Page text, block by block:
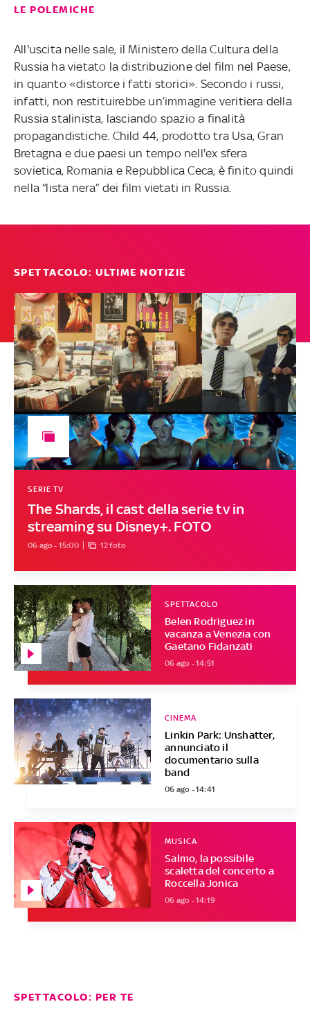
LE POLEMICHE
All'uscita nelle sale, il Ministero della Cultura della
Russia ha vietato la distribuzione del film nel Paese,
in quanto «distorce i fatti storici». Secondo i russi,
infatti, non restituirebbe un’immagine veritiera della
Russia stalinista, lasciando spazio a finalità
propagandistiche. Child 44, prodotto tra Usa, Gran
Bretagna e due paesi un tempo nell'ex sfera
sovietica, Romania e Repubblica Ceca, è finito quindi
nella “lista nera” dei film vietati in Russia.
SPETTACOLO: ULTIME NOTIZIE
The Shards, il cast della serie tv in
streaming su Disney+. FOTO
SERIE TV
06 ago - 15:00 12 foto
Belen Rodriguez in
vacanza a Venezia con
Gaetano Fidanzati
SPETTACOLO
06 ago - 14:51
Linkin Park: Unshatter,
annunciato il
documentario sulla
band
CINEMA
06 ago - 14:41
Salmo, la possibile
scaletta del concerto a
Roccella Jonica
MUSICA
06 ago - 14:19
SPETTACOLO: PER TE